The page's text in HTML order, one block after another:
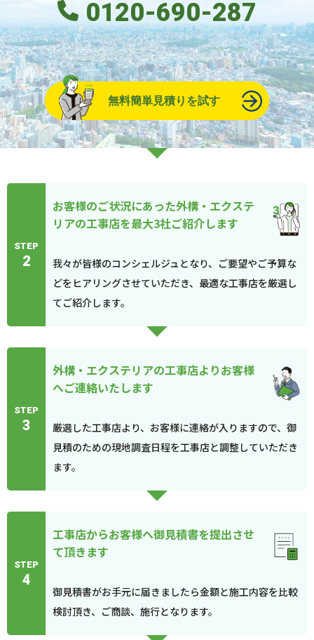
0120-690-287
無料簡単見積りを試す
STEP
2
お客様のご状況にあった外構・エクステ
リアの工事店を最大3社ご紹介します
我々が皆様のコンシェルジュとなり、ご要望やご予算な
どをヒアリングさせていただき、最適な工事店を厳選し
てご紹介します。
STEP
3
外構・エクステリアの工事店よりお客様
へご連絡いたします
厳選した工事店より、お客様に連絡が入りますので、御
見積のための現地調査日程を工事店と調整していただき
ます。
STEP
4
工事店からお客様へ御見積書を提出させ
て頂きます
御見積書がお手元に届きましたら金額と施工内容を比較
検討頂き、ご商談、施行となります。